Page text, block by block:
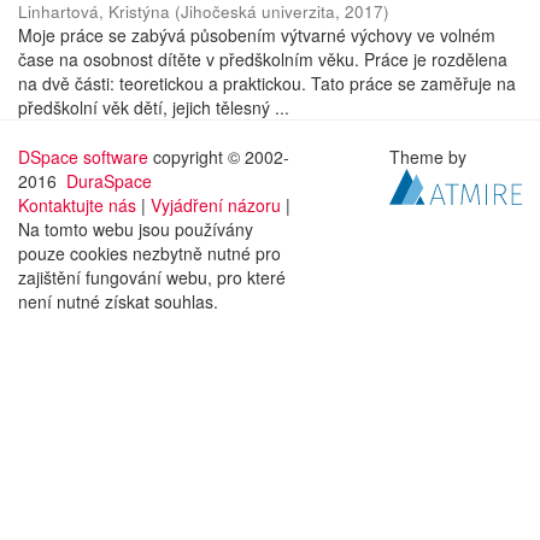
Linhartová, Kristýna (Jihočeská univerzita, 2017)
Moje práce se zabývá působením výtvarné výchovy ve volném
čase na osobnost dítěte v předškolním věku. Práce je rozdělena
na dvě části: teoretickou a praktickou. Tato práce se zaměřuje na
předškolní věk dětí, jejich tělesný ...
DSpace software copyright © 2002-
2016 DuraSpace
Kontaktujte nás | Vyjádření názoru |
Na tomto webu jsou používány
pouze cookies nezbytně nutné pro
zajištění fungování webu, pro které
není nutné získat souhlas.
Theme by